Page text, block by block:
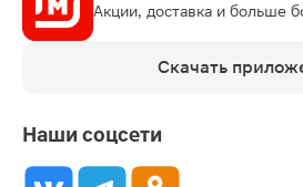
Акции, доставка и больше
Скачать
Наши соцсети